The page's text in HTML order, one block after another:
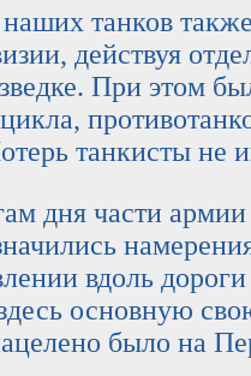
танков также
действуя
При этом
танкисты не
части армии
вдоль
основную
было на